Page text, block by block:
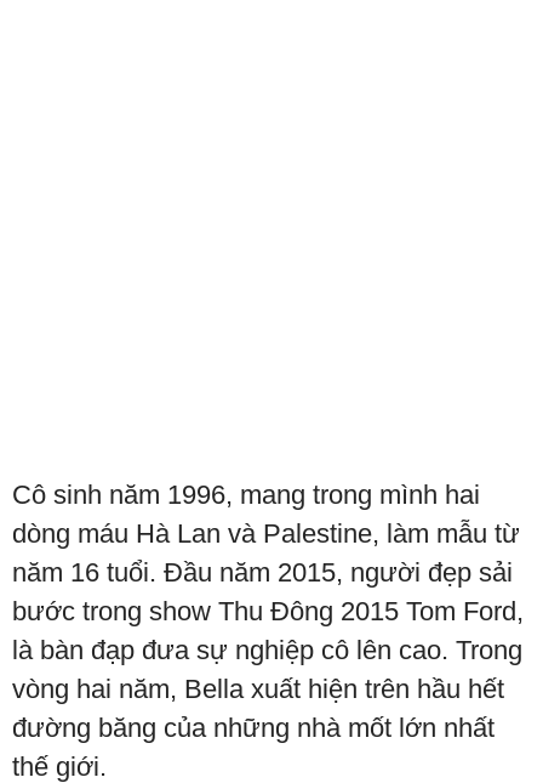
Cô sinh năm 1996, mang trong mình hai
dòng máu Hà Lan và Palestine, làm mẫu từ
năm 16 tuổi. Đầu năm 2015, người đẹp sải
bước trong show Thu Đông 2015 Tom Ford,
là bàn đạp đưa sự nghiệp cô lên cao. Trong
vòng hai năm, Bella xuất hiện trên hầu hết
đường băng của những nhà mốt lớn nhất
thế giới.